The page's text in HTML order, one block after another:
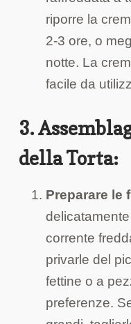
riporre la
2-3 ore, o
notte. La
facile da
3.
della Torta:
Preparare le
corrente
privarle del
fettine o a
preferenze.